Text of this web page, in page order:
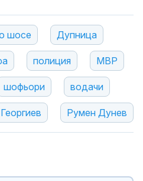
шосе Дупница
полиция МВР
шофьори водачи
Румен Дунев